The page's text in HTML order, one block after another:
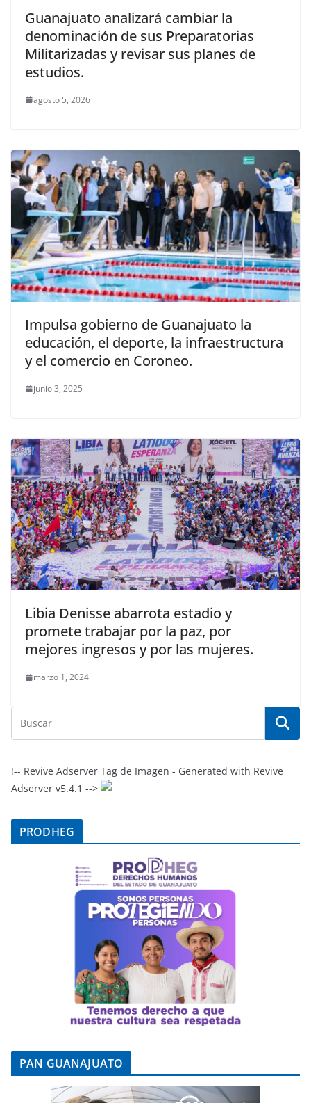
Guanajuato analizará cambiar la
denominación de sus Preparatorias
Militarizadas y revisar sus planes de
estudios.
agosto 5, 2026
Impulsa gobierno de Guanajuato la
educación, el deporte, la infraestructura
y el comercio en Coroneo.
junio 3, 2025
Libia Denisse abarrota estadio y
promete trabajar por la paz, por
mejores ingresos y por las mujeres.
marzo 1, 2024
!-- Revive Adserver Tag de Imagen - Generated with Revive
Adserver v5.4.1 -->
PRODHEG
PAN GUANAJUATO